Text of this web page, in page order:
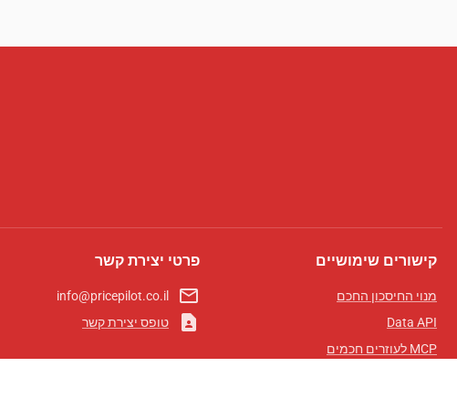
קישורים שימושיים
מנוי החיסכון החכם
Data API
MCP לעוזרים חכמים
פרטי יצירת קשר
mail_outline
info@pricepilot.co.il
contact_page טופס יצירת קשר